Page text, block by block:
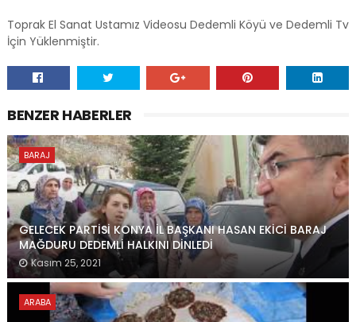
Toprak El Sanat Ustamız Videosu Dedemli Köyü ve Dedemli Tv
İçin Yüklenmiştir.
BENZER HABERLER
BARAJ
GELECEK PARTİSİ KONYA İL BAŞKANI HASAN EKİCİ BARAJ
MAĞDURU DEDEMLİ HALKINI DİNLEDİ
Kasım 25, 2021
ARABA